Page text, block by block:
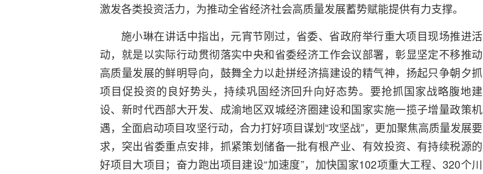
激发各类投资活力，为推动全省经济社会高质量发展蓄势赋能提供有力支撑。
施小琳在讲话中指出，元宵节刚过，省委、省政府举行重大项目现场推进活
动，就是以实际行动贯彻落实中央和省委经济工作会议部署，彰显坚定不移推动
高质量发展的鲜明导向，鼓舞全力以赴拼经济搞建设的精气神，扬起只争朝夕抓
项目促投资的良好势头，持续巩固经济回升向好态势。要抢抓国家战略腹地建
设、新时代西部大开发、成渝地区双城经济圈建设和国家实施一揽子增量政策机
遇，全面启动项目攻坚行动，合力打好项目谋划“攻坚战”，更加聚焦高质量发展要
求，突出省委重点安排，抓紧策划储备一批有根产业、有效投资、有持续税源的
好项目大项目；奋力跑出项目建设“加速度”，加快国家102项重大工程、320个川